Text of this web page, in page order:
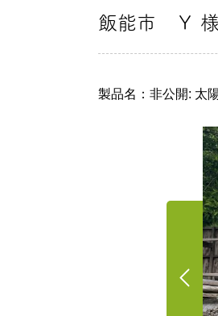
飯能市 Ｙ 様
製品名：非公開: 太